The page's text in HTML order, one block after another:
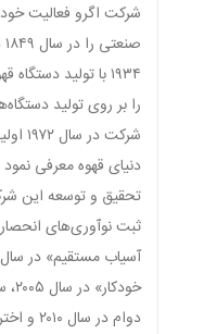
شرکت اگرو فعالیت خود
را بر روی تولید
دنیای قهوه معرفی
ثبت نوآوری‌های
دوام